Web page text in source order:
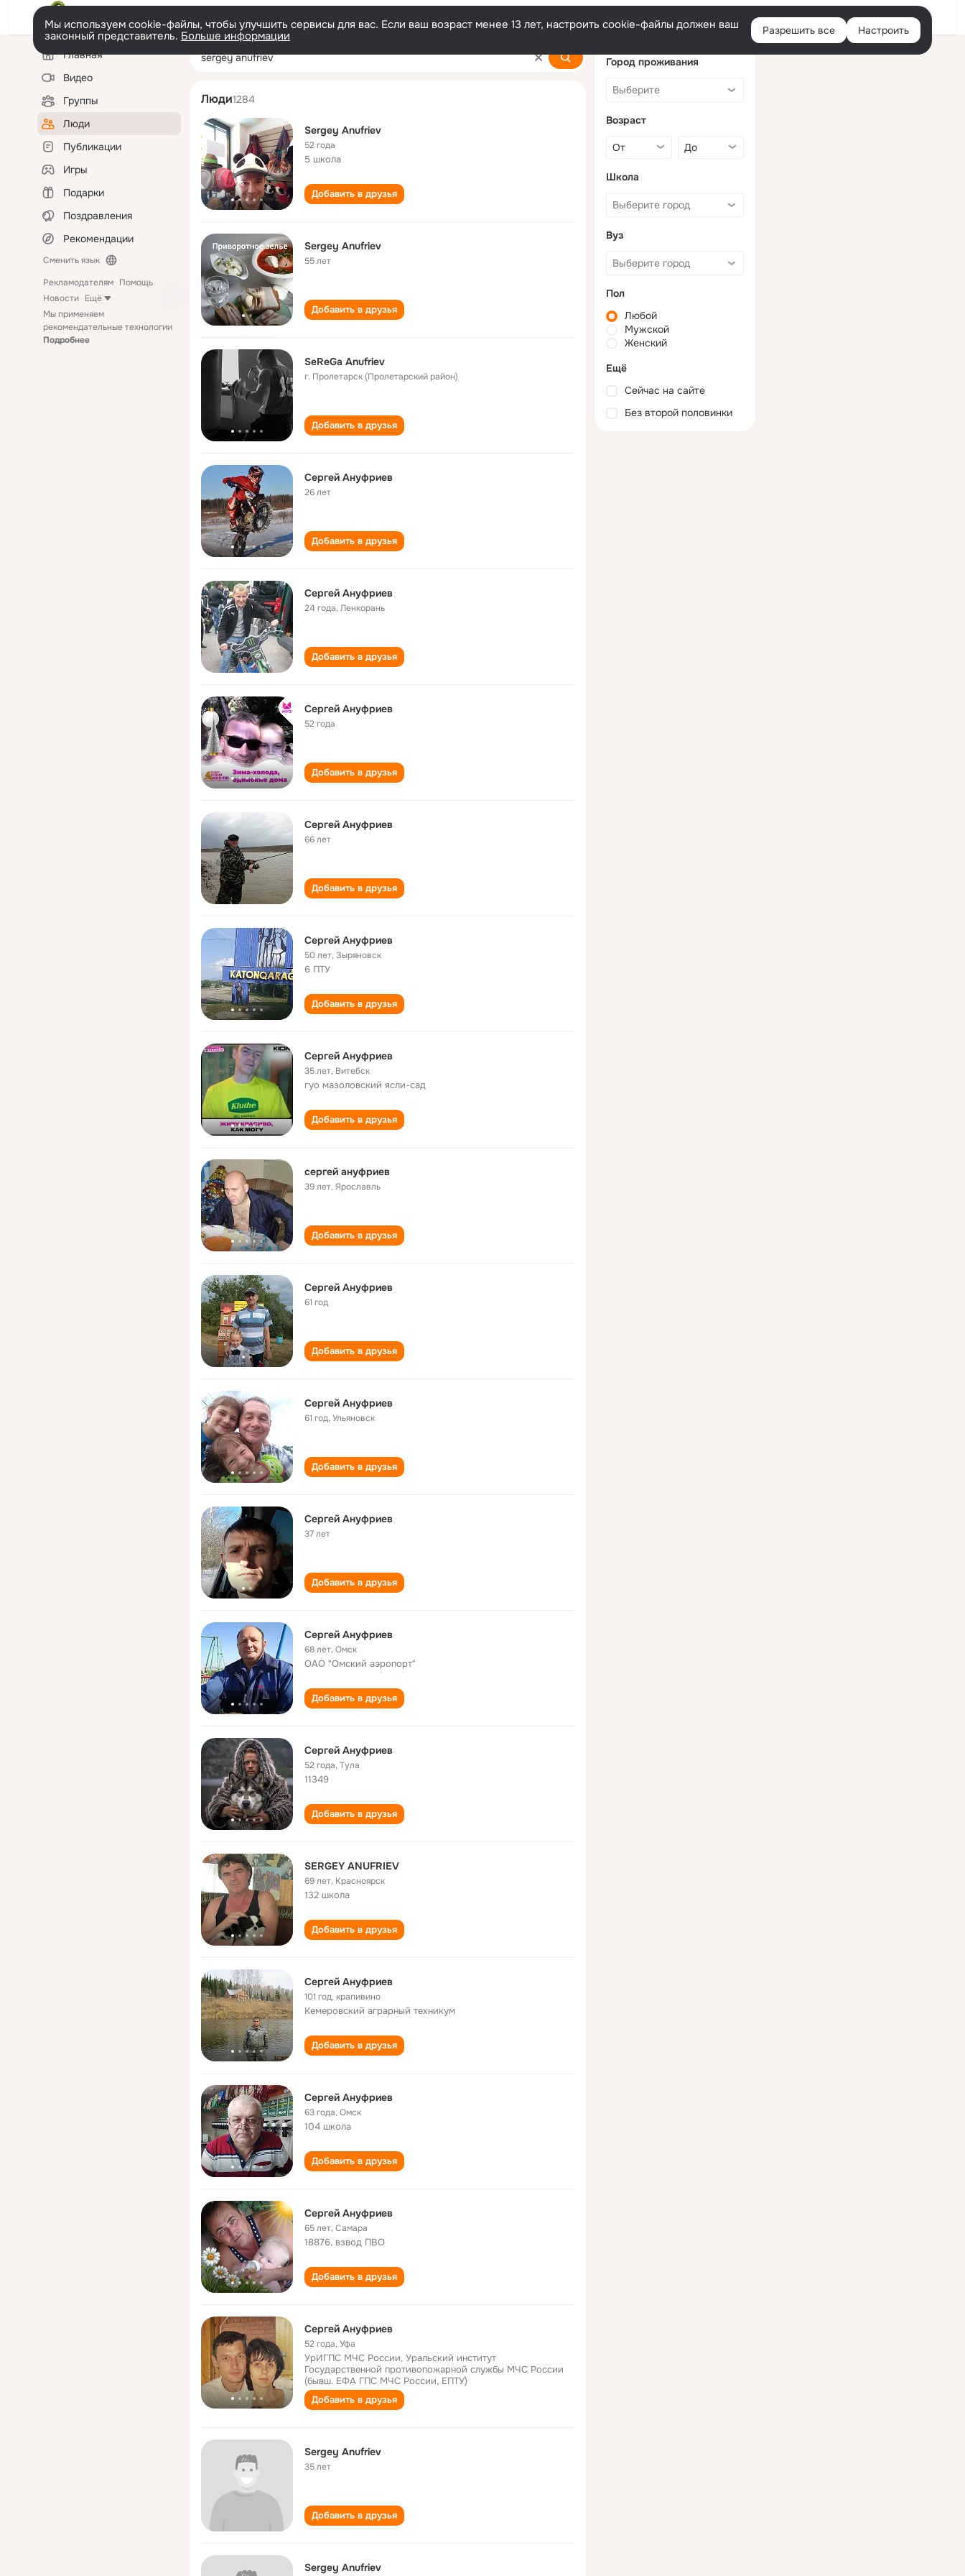
Войти
Мы используем cookie-файлы, чтобы улучшить сервисы для вас. Если ваш возраст менее 13 лет, настроить cookie-файлы должен ваш
законный представитель. Больше информации Разрешить все Настроить
Левая
колонкаГлавная
Видео
Группы
Люди
Публикации
Игры
Подарки
Поздравления
Рекомендации
Сменить язык
Рекламодателям Помощь
Новости Ещё
Мы применяем
рекомендательные технологии
Подробнее
sergey anufriev
Люди1284
Sergey Anufriev
52 года
5 школа
Добавить в друзья
Sergey Anufriev
55 лет
Добавить в друзья
SeReGa Anufriev
г. Пролетарск (Пролетарский район)
Добавить в друзья
Сергей Ануфриев
26 лет
Добавить в друзья
Сергей Ануфриев
24 года,Ленкорань
Добавить в друзья
Сергей Ануфриев
52 года
Добавить в друзья
Сергей Ануфриев
66 лет
Добавить в друзья
Сергей Ануфриев
50 лет,Зыряновск
6 ПТУ
Добавить в друзья
Сергей Ануфриев
35 лет, Витебск
гуо мазоловский ясли-сад
Добавить в друзья
сергей ануфриев
39 лет,Ярославль
Добавить в друзья
Сергей Ануфриев
61 год
Добавить в друзья
Сергей Ануфриев
61 год,Ульяновск
Добавить в друзья
Сергей Ануфриев
37 лет
Добавить в друзья
Сергей Ануфриев
68 лет,Омск
ОАО "Омский аэропорт"
Добавить в друзья
Сергей Ануфриев
52 года,Тула
11349
Добавить в друзья
SERGEY ANUFRIEV
69 лет, Красноярск
132 школа
Добавить в друзья
Сергей Ануфриев
101 год,крапивино
Кемеровский аграрный техникум
Добавить в друзья
Сергей Ануфриев
63 года,Омск
104 школа
Добавить в друзья
Сергей Ануфриев
65 лет,Самара
18876, взвод ПВО
Добавить в друзья
Сергей Ануфриев
52 года,Уфа
УрИГПС МЧС России, Уральский институт
Государственной противопожарной службы МЧС России
(бывш. ЕФА ГПС МЧС России, ЕПТУ)
Добавить в друзья
Sergey Anufriev
35 лет
Добавить в друзья
Sergey Anufriev
Город проживания
Возраст
Школа
Вуз
Пол
Любой
Мужской
Женский
Ещё
Сейчас на сайте
Без второй половинки